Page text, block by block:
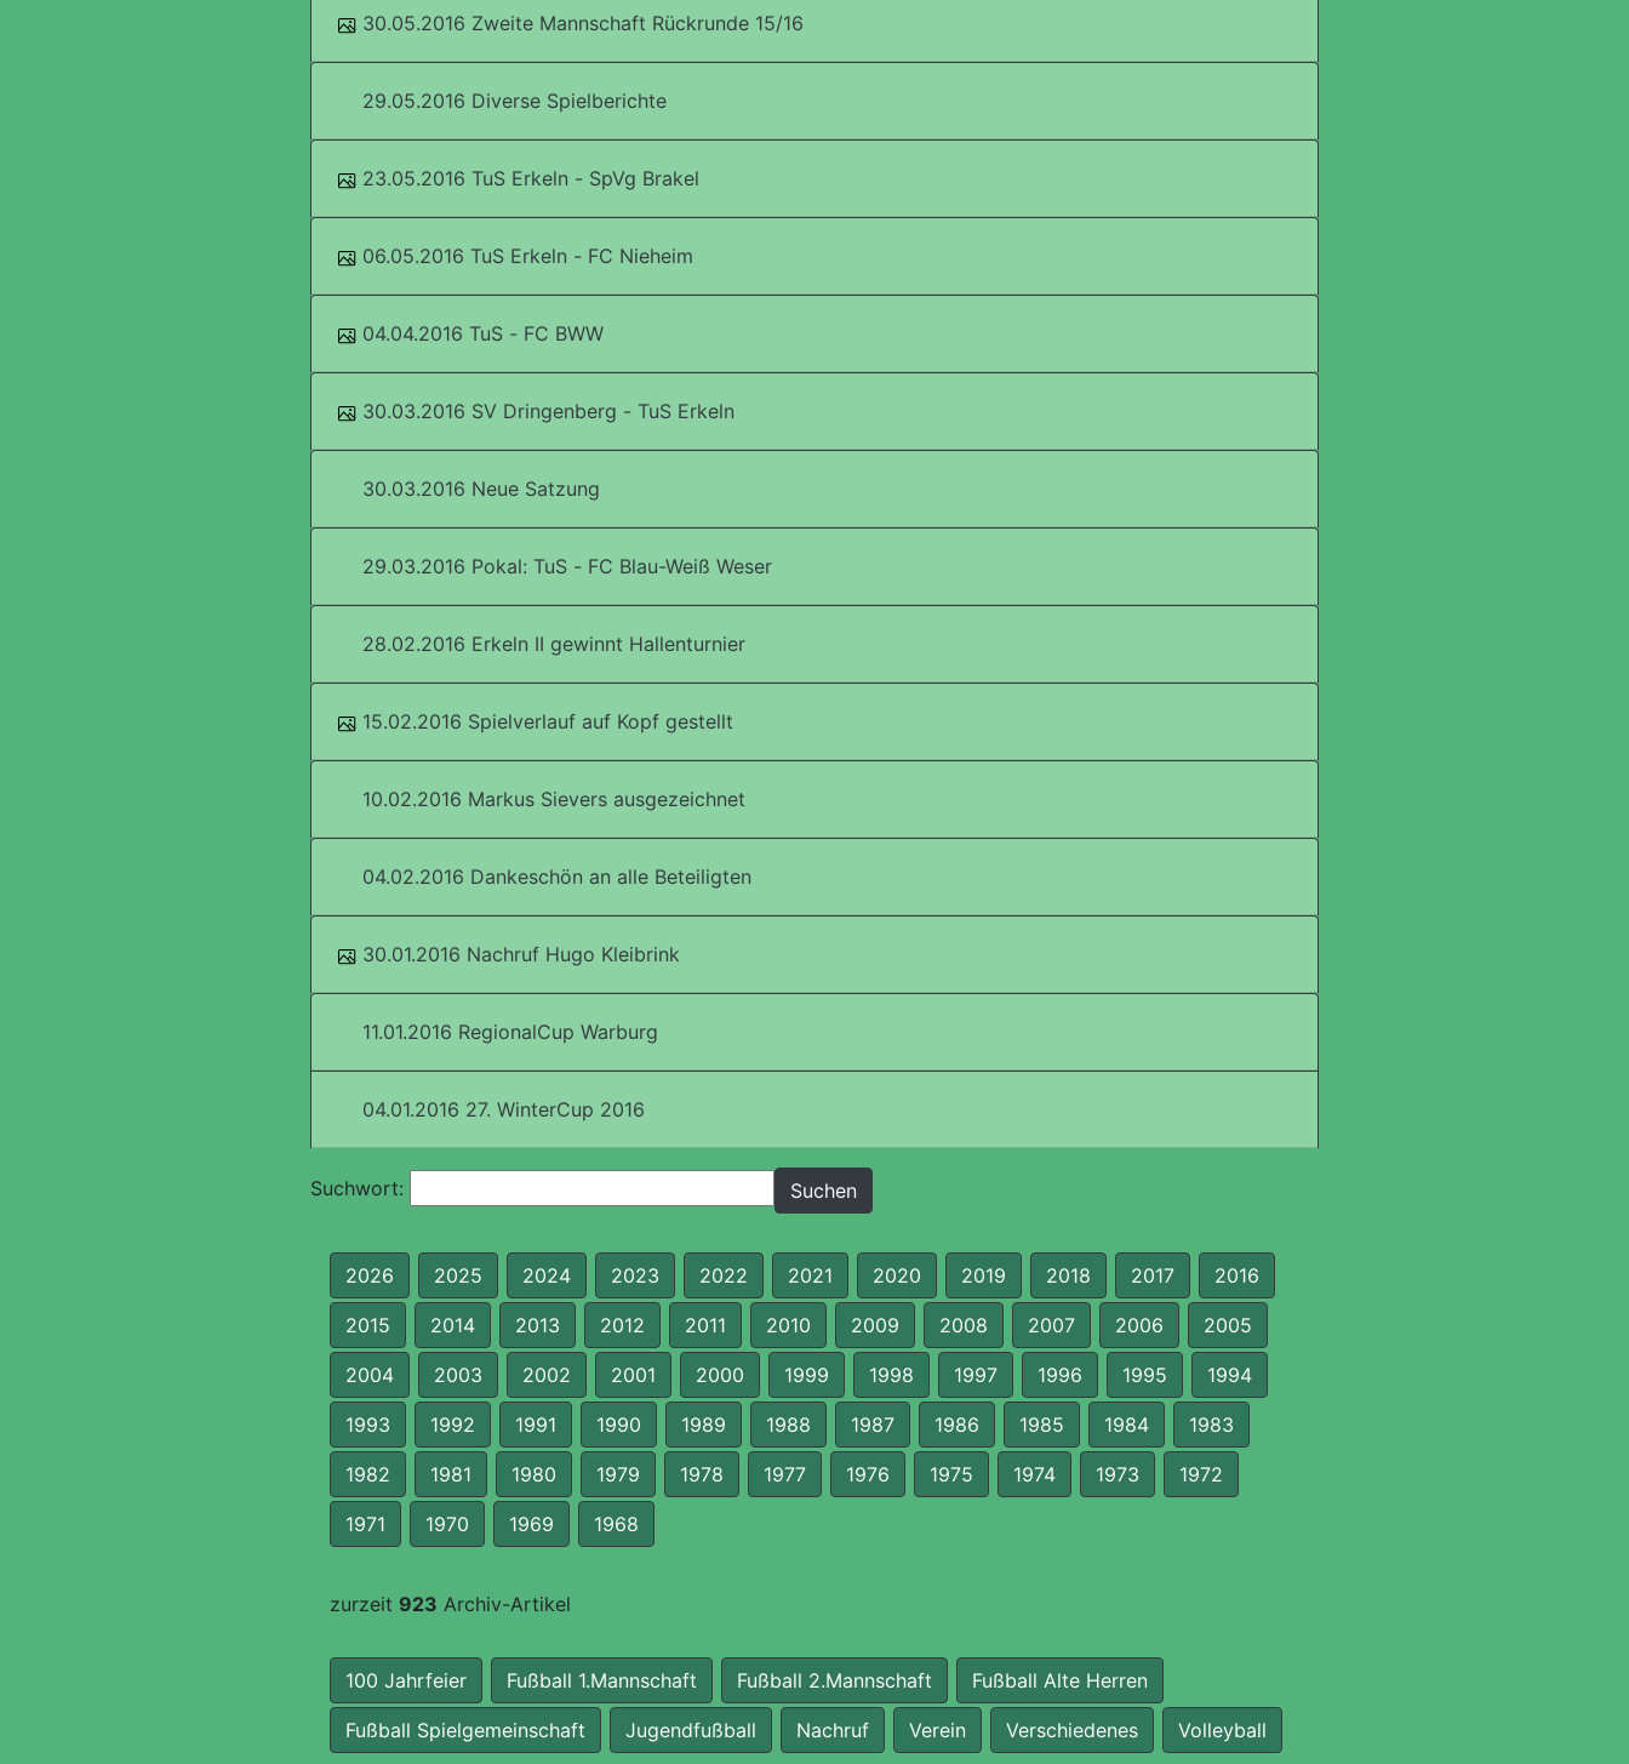
30.05.2016 Zweite Mannschaft Rückrunde 15/16
29.05.2016 Diverse Spielberichte
23.05.2016 TuS Erkeln - SpVg Brakel
06.05.2016 TuS Erkeln - FC Nieheim
04.04.2016 TuS - FC BWW
30.03.2016 SV Dringenberg - TuS Erkeln
30.03.2016 Neue Satzung
29.03.2016 Pokal: TuS - FC Blau-Weiß Weser
28.02.2016 Erkeln II gewinnt Hallenturnier
15.02.2016 Spielverlauf auf Kopf gestellt
10.02.2016 Markus Sievers ausgezeichnet
04.02.2016 Dankeschön an alle Beteiligten
30.01.2016 Nachruf Hugo Kleibrink
11.01.2016 RegionalCup Warburg
04.01.2016 27. WinterCup 2016
Suchwort:
2026 2025 2024 2023 2022 2021 2020 2019 2018 2017 2016
2015 2014 2013 2012 2011 2010 2009 2008 2007 2006 2005
2004 2003 2002 2001 2000 1999 1998 1997 1996 1995 1994
1993 1992 1991 1990 1989 1988 1987 1986 1985 1984 1983
1982 1981 1980 1979 1978 1977 1976 1975 1974 1973 1972
1971 1970 1969 1968
zurzeit 923 Archiv-Artikel
100 Jahrfeier Fußball 1.Mannschaft Fußball 2.Mannschaft Fußball Alte Herren
Fußball Spielgemeinschaft Jugendfußball Nachruf Verein Verschiedenes Volleyball